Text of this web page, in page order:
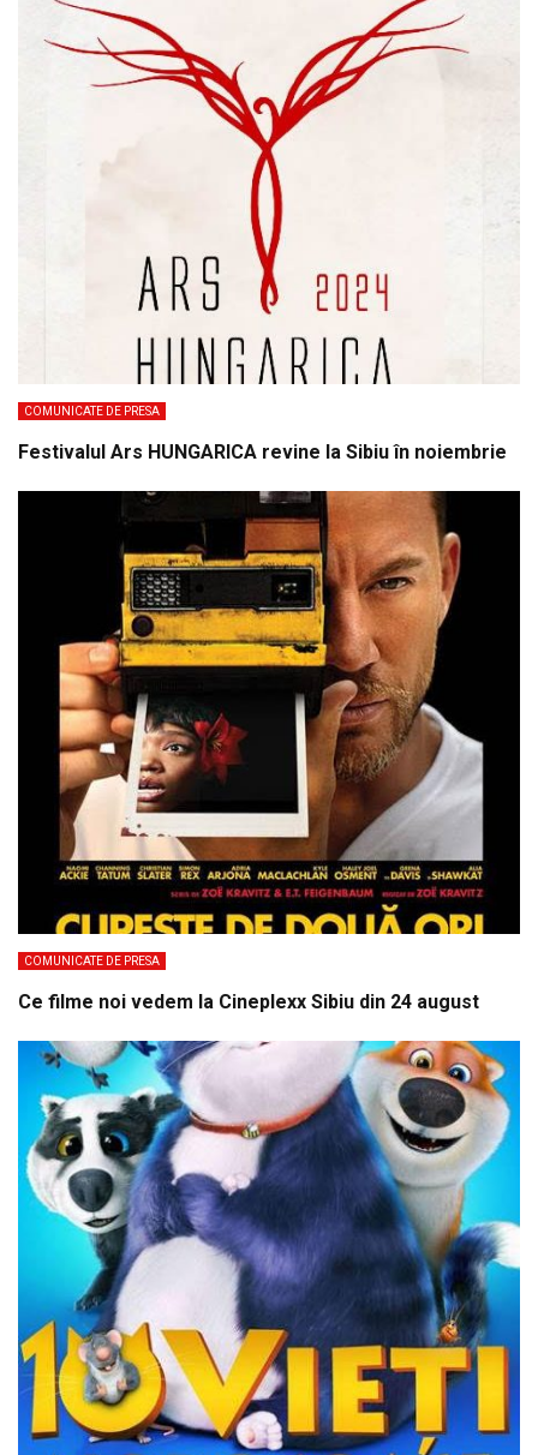
COMUNICATE DE PRESA
Festivalul Ars HUNGARICA revine la Sibiu în noiembrie
COMUNICATE DE PRESA
Ce filme noi vedem la Cineplexx Sibiu din 24 august